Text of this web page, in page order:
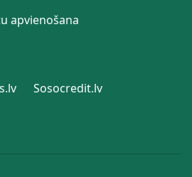
apvienošana
Sosocredit.lv